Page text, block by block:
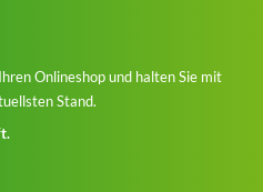
Onlineshop und halten Sie mit
Stand.